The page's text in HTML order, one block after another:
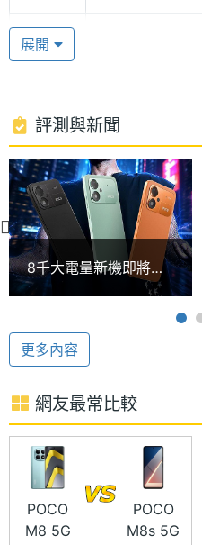
5,000 萬畫素主鏡頭
頭，其中主鏡頭擁有 F1.8
出清晰明亮的照片。前置
頭，支援人像美顏與臉部解
POCO M8s 5G 功能特色
◎ 5G + 5G 雙卡雙待
◎ Android 作業系統、
幕更新率）
◎ 高通 Snapdragon 6s
◎ 6GB RAM + 128GB
ROM
◎ 前置 2,000 萬畫素鏡頭
處理器
核心數
理器
RAM記
憶體
6 GB, 8 GB
記憶體
格式
LPDDR4X
ROM儲
128 GB, 256 GB
儲存空
記憶卡 microSD
最大擴
空間
展開
評測與新聞
8千大電量新機即將報
到！POCO M8 Power
更多內容
網友最常比較
POCO
M8 5G
POCO
M8s 5G